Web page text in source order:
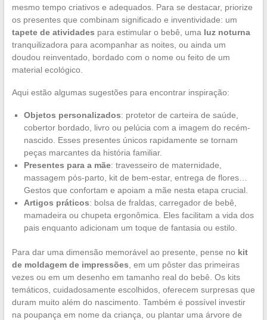
mesmo tempo criativos e adequados. Para se destacar, priorize
os presentes que combinam significado e inventividade: um
tapete de atividades para estimular o bebê, uma luz noturna
tranquilizadora para acompanhar as noites, ou ainda um
doudou reinventado, bordado com o nome ou feito de um
material ecológico.
Aqui estão algumas sugestões para encontrar inspiração:
Objetos personalizados: protetor de carteira de saúde,
cobertor bordado, livro ou pelúcia com a imagem do recém-
nascido. Esses presentes únicos rapidamente se tornam
peças marcantes da história familiar.
Presentes para a mãe: travesseiro de maternidade,
massagem pós-parto, kit de bem-estar, entrega de flores…
Gestos que confortam e apoiam a mãe nesta etapa crucial.
Artigos práticos: bolsa de fraldas, carregador de bebê,
mamadeira ou chupeta ergonômica. Eles facilitam a vida dos
pais enquanto adicionam um toque de fantasia ou estilo.
Para dar uma dimensão memorável ao presente, pense no kit
de moldagem de impressões , em um pôster das primeiras
vezes ou em um desenho em tamanho real do bebê. Os kits
temáticos, cuidadosamente escolhidos, oferecem surpresas que
duram muito além do nascimento. Também é possível investir
na poupança em nome da criança, ou plantar uma árvore de